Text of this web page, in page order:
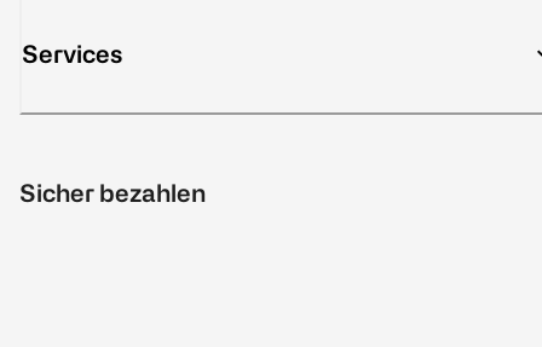
Services
Sicher bezahlen